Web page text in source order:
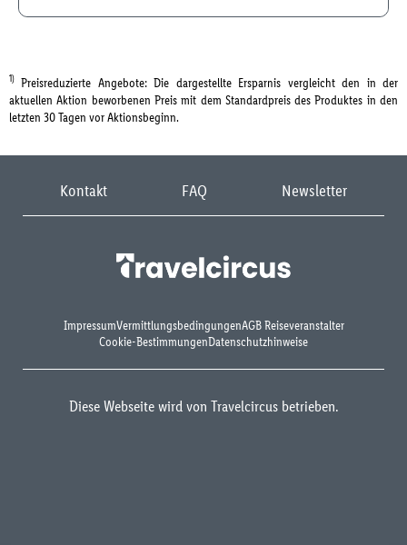
1) Preisreduzierte Angebote: Die dargestellte Ersparnis vergleicht den in der
aktuellen Aktion beworbenen Preis mit dem Standardpreis des Produktes in den
letzten 30 Tagen vor Aktionsbeginn.
Kontakt FAQ Newsletter
ImpressumVermittlungsbedingungenAGB Reiseveranstalter
Cookie-BestimmungenDatenschutzhinweise
Diese Webseite wird von Travelcircus betrieben.